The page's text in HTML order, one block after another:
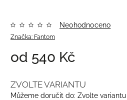
Značka: Fantom
Neohodnoceno
od 540 Kč
ZVOLTE VARIANTU
Můžeme doručit do: Zvolte variantu